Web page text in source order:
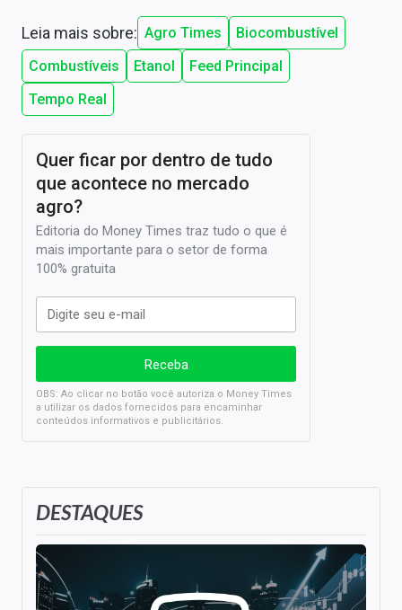
Leia mais sobre: Agro Times
Biocombustível
Combustíveis
Etanol
Feed Principal
Tempo Real
DESTAQUES
Quer ficar por dentro de tudo
que acontece no mercado
agro?
Editoria do Money Times traz tudo o que é
mais importante para o setor de forma
100% gratuita
OBS: Ao clicar no botão você autoriza o Money Times
a utilizar os dados fornecidos para encaminhar
conteúdos informativos e publicitários.